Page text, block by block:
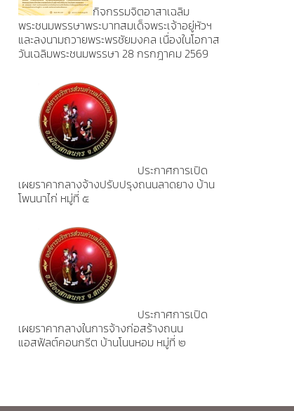
กิจกรรมจิตอาสาเฉลิม
พระชนมพรรษาพระบาทสมเด็จพระเจ้าอยู่หัวฯ
และลงนามถวายพระพรชัยมงคล เนื่องในโอกาส
วันเฉลิมพระชนมพรรษา 28 กรกฎาคม 2569
ประกาศการเปิด
เผยราคากลางจ้างปรับปรุงถนนลาดยาง บ้าน
โพนนาไก่ หมู่ที่ ๕
ประกาศการเปิด
เผยราคากลางในการจ้างก่อสร้างถนน
แอสฟัลต์คอนกรีต บ้านโนนหอม หมู่ที่ ๒